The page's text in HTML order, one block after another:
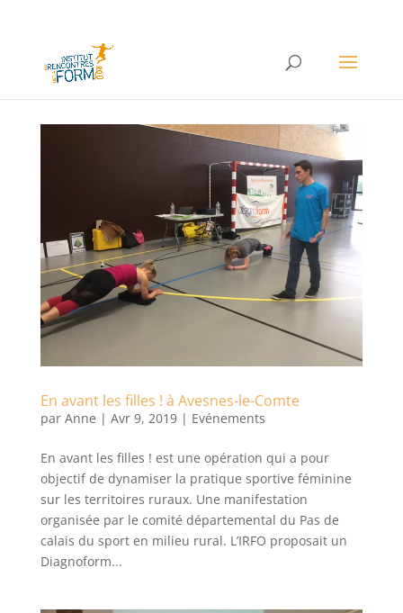
En avant les filles ! à Avesnes-le-Comte
par Anne | Avr 9, 2019| Evénements
En avant les filles ! est une opération qui a pour
objectif de dynamiser la pratique sportive féminine
sur les territoires ruraux. Une manifestation
organisée par le comité départemental du Pas de
calais du sport en milieu rural. L’IRFO proposait un
Diagnoform...